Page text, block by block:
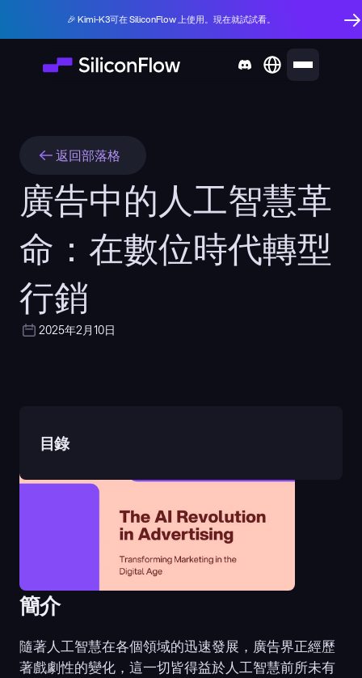
🎉 Kimi-K3可在 SiliconFlow 上使用。現在就試試看。
返回部落格
廣告中的人工智慧革
命：在數位時代轉型
行銷
2025年2月10日
目錄
簡介
隨著人工智慧在各個領域的迅速發展，廣告界正經歷
著戲劇性的變化，這一切皆得益於人工智慧前所未有